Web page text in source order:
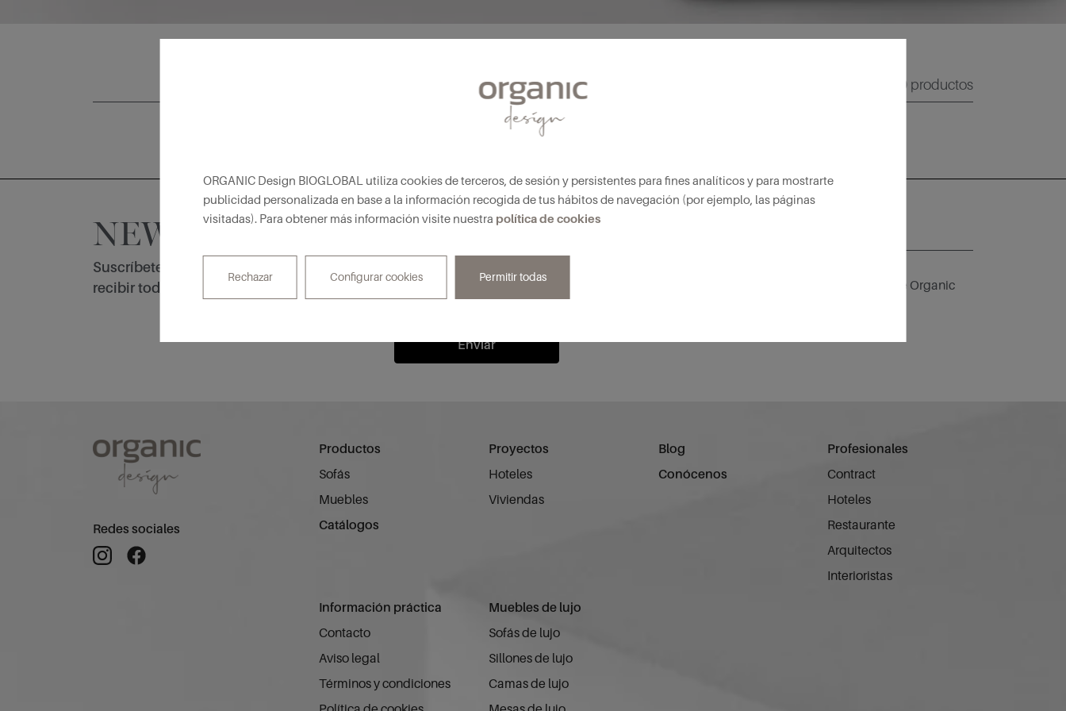
0 productos
NEWSLETTER
Suscríbete a nuestra Newsletter para
recibir todas las novedades
Confirmo que he leído y acepto la
para recibir comunicaciones de Organic
Enviar
Redes sociales
Productos
Sofás
Muebles
Catálogos
Proyectos
Hoteles
Viviendas
Blog
Conócenos
Profesionales
Contract
Hoteles
Restaurante
Arquitectos
Interioristas
Información práctica
Contacto
Aviso legal
Términos y condiciones
Muebles de lujo
Sofás de lujo
Sillones de lujo
Camas de lujo
ORGANIC Design BIOGLOBAL utiliza cookies de terceros, de sesión y persistentes para fines analíticos y para mostrarte
publicidad personalizada en base a la información recogida de tus hábitos de navegación (por ejemplo, las páginas
visitadas). Para obtener más información visite nuestra política de cookies
Rechazar Configurar cookies Permitir todas